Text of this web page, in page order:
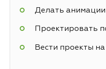
Делать анимации
Проектировать
Вести проекты